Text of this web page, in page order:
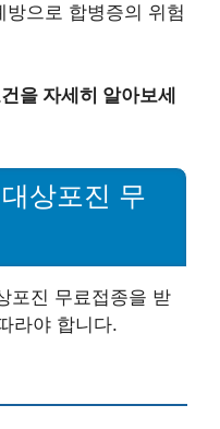
방으로 합병증의 위험
을 자세히 알아보세
상포진 무
포진 무료접종을 받
라야 합니다.